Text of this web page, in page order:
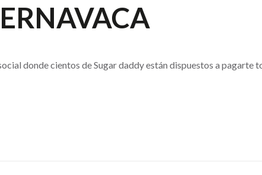
donde cientos de Sugar daddy están dispuestos a pagarte